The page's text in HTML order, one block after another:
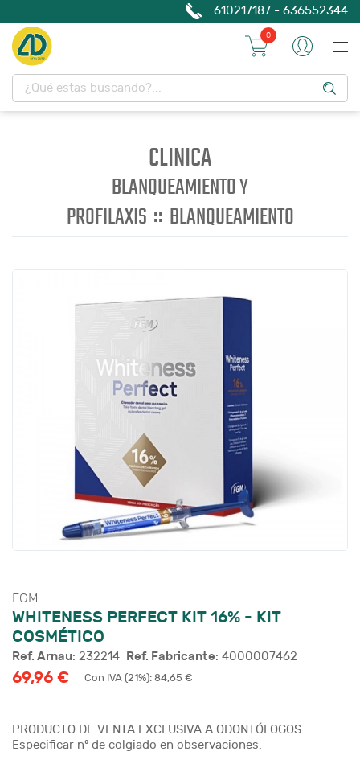
610217187 - 636552344
0
CLINICA
BLANQUEAMIENTO Y
PROFILAXIS :: BLANQUEAMIENTO
FGM
WHITENESS PERFECT KIT 16% - KIT
COSMÉTICO
Ref. Arnau: 232214 Ref. Fabricante: 4000007462
69,96 € Con IVA (21%): 84,65 €
PRODUCTO DE VENTA EXCLUSIVA A ODONTÓLOGOS.
Especificar nº de colgiado en observaciones.